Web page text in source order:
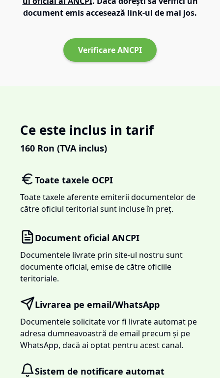
document emis accesează link-ul de mai jos.
Verificare ANCPI
Ce este inclus in tarif
160 Ron (TVA inclus)
Toate taxele OCPI
Toate taxele aferente emiterii documentelor de
către oficiul teritorial sunt incluse în preț.
Document oficial ANCPI
Documentele livrate prin site-ul nostru sunt
documente oficial, emise de către oficiile
teritoriale.
Livrarea pe email/WhatsApp
Documentele solicitate vor fi livrate automat pe
adresa dumneavoastră de email precum și pe
WhatsApp, dacă ai optat pentru acest canal.
Sistem de notificare automat